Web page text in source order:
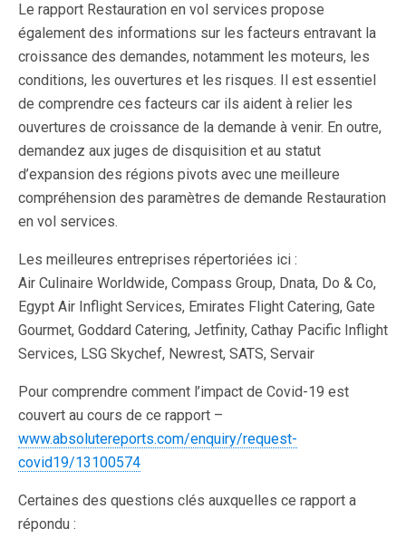
Le rapport Restauration en vol services propose
également des informations sur les facteurs entravant la
croissance des demandes, notamment les moteurs, les
conditions, les ouvertures et les risques. Il est essentiel
de comprendre ces facteurs car ils aident à relier les
ouvertures de croissance de la demande à venir. En outre,
demandez aux juges de disquisition et au statut
d’expansion des régions pivots avec une meilleure
compréhension des paramètres de demande Restauration
en vol services.
Les meilleures entreprises répertoriées ici :
Air Culinaire Worldwide, Compass Group, Dnata, Do & Co,
Egypt Air Inflight Services, Emirates Flight Catering, Gate
Gourmet, Goddard Catering, Jetfinity, Cathay Pacific Inflight
Services, LSG Skychef, Newrest, SATS, Servair
Pour comprendre comment l’impact de Covid-19 est
couvert au cours de ce rapport –
www.absolutereports.com/enquiry/request-
covid19/13100574
Certaines des questions clés auxquelles ce rapport a
répondu :